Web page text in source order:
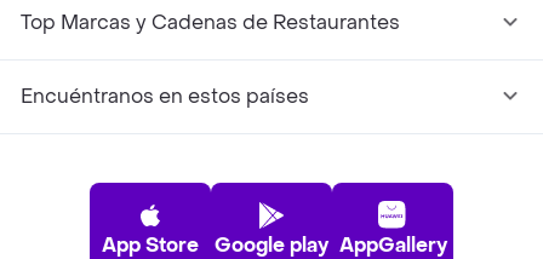
Top Marcas y Cadenas de Restaurantes
Encuéntranos en estos países
App Store Google play AppGallery